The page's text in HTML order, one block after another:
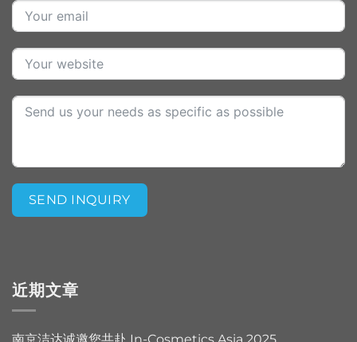
SEND INQUIRY
近期文章